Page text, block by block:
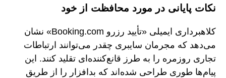
نکات پایانی در مورد محافظت از خود
کلاهبرداری ایمیلی «تأیید رزرو Booking.com» نشان
می‌دهد که مجرمان سایبری چقدر می‌توانند ارتباطات
تجاری روزمره را به طرز قانع‌کننده‌ای تقلید کنند. این
پیام‌ها طوری طراحی شده‌اند که بدافزار را از طریق